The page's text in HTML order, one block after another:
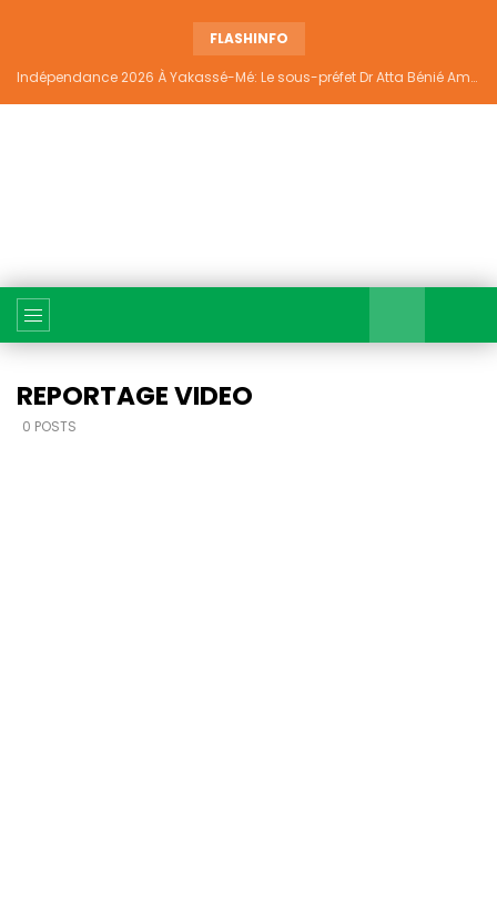
FLASHINFO
Indépendance 2026 À Yakassé-Mé: Le sous-préfet Dr Atta Bénié Amédé appelle à l’unité, à la sécurité et au développement
REPORTAGE VIDEO
0 POSTS